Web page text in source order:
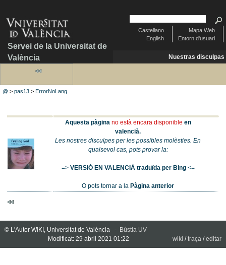
Servei de la Universitat de
València
Mapa Web
Entorn d'usuari
Castellano
English
Nuestras disculpas
@ >pas13 >ErrorNoLang
Aquesta pàgina no està encara disponible en
valencià.
Les nostres disculpes per les possibles molèsties. En
qualsevol cas, pots provar la:
=> VERSIÓ EN VALENCIÀ traduïda per Bing<=
O pots tornar a laPàgina anterior
© L'Autor WIKI, Universitat de València - Bústia UV
Modificat: 29 abril 2021 01:22
wiki /traça /editar